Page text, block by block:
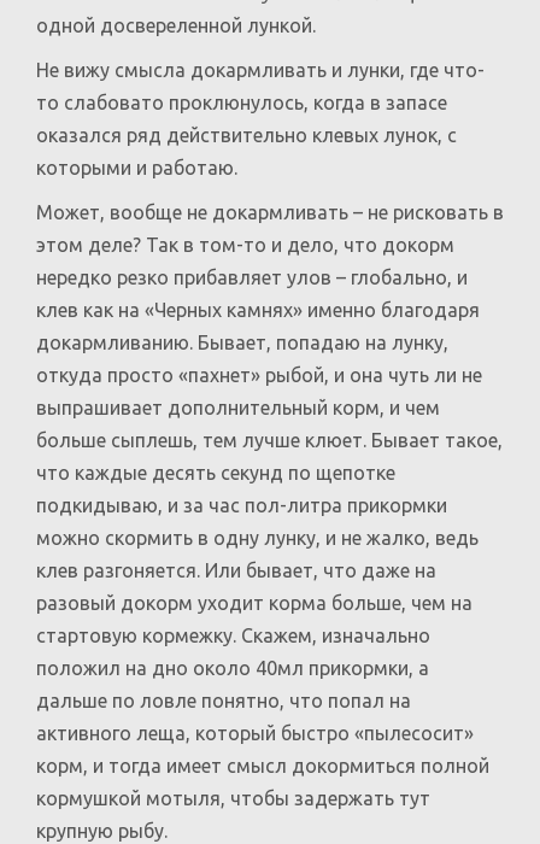
одной досвереленной лункой.
Не вижу смысла докармливать и лунки, где что-
то слабовато проклюнулось, когда в запасе
оказался ряд действительно клевых лунок, с
которыми и работаю.
Может, вообще не докармливать – не рисковать в
этом деле? Так в том-то и дело, что докорм
нередко резко прибавляет улов – глобально, и
клев как на «Черных камнях» именно благодаря
докармливанию. Бывает, попадаю на лунку,
откуда просто «пахнет» рыбой, и она чуть ли не
выпрашивает дополнительный корм, и чем
больше сыплешь, тем лучше клюет. Бывает такое,
что каждые десять секунд по щепотке
подкидываю, и за час пол-литра прикормки
можно скормить в одну лунку, и не жалко, ведь
клев разгоняется. Или бывает, что даже на
разовый докорм уходит корма больше, чем на
стартовую кормежку. Скажем, изначально
положил на дно около 40мл прикормки, а
дальше по ловле понятно, что попал на
активного леща, который быстро «пылесосит»
корм, и тогда имеет смысл докормиться полной
кормушкой мотыля, чтобы задержать тут
крупную рыбу.